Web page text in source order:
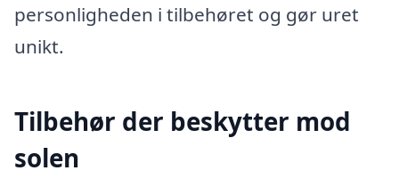
personligheden i tilbehøret og gør uret
unikt.
Tilbehør der beskytter mod
solen